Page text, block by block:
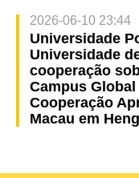
2026-06-10 23:44
Universidade
Universidade
cooperação
Campus
Cooperação
Macau em